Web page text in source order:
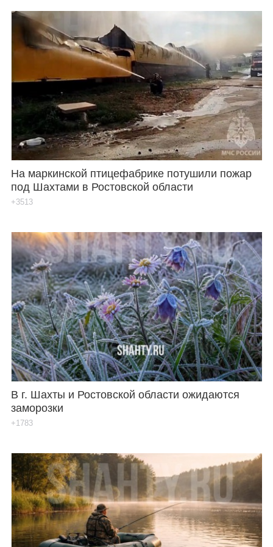
На маркинской птицефабрике потушили пожар
под Шахтами в Ростовской области
+3513
В г. Шахты и Ростовской области ожидаются
заморозки
+1783